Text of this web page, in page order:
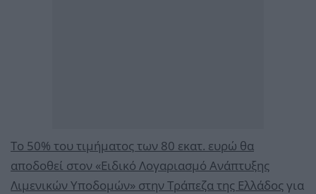
Το 50% του τιμήματος των 80 εκατ. ευρώ θα
αποδοθεί στον «Ειδικό Λογαριασμό Ανάπτυξης
Λιμενικών Υποδομών» στην Τράπεζα της Ελλάδος για